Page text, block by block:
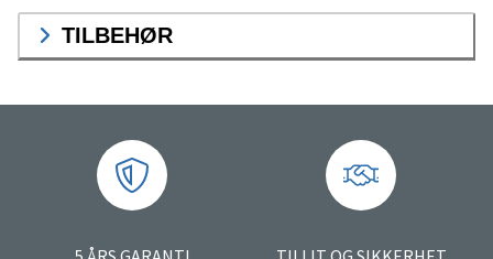
TILBEHØR